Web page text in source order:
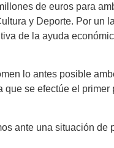
de euros para
y Deporte. Por un
de la ayuda
lo antes posible
se efectúe el
ante una situación